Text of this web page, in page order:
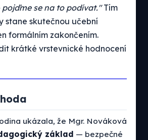
se na to podívat."Tím
stane skutečnou učební
formálním zakončením.
krátké vrstevnické hodnocení
ukázala, že Mgr. Nováková
základ — bezpečné